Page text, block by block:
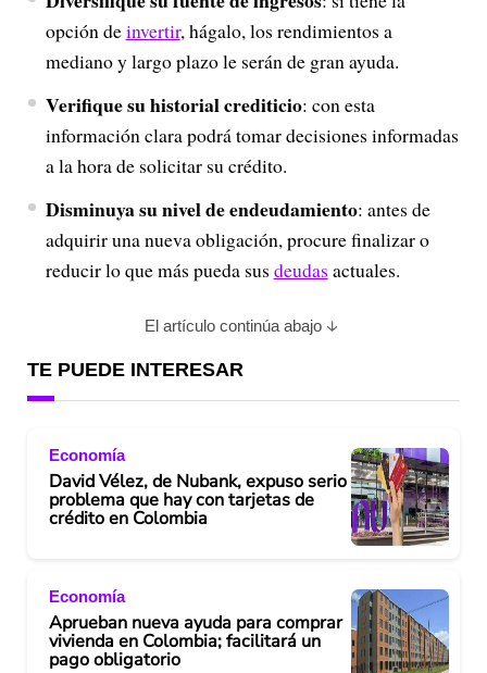
opción deinvertir, hágalo, los rendimientos a
mediano y largo plazo le serán de gran ayuda.
Verifique su historial crediticio: con esta
información clara podrá tomar decisiones informadas
a la hora de solicitar su crédito.
Disminuya su nivel de endeudamiento: antes de
adquirir una nueva obligación, procure finalizar o
reducir lo que más pueda sus deudas actuales.
El artículo continúa abajo
TE PUEDE INTERESAR
Economía
David Vélez, de Nubank, expuso serio
problema que hay con tarjetas de
crédito en Colombia
Economía
Aprueban nueva ayuda para comprar
vivienda en Colombia; facilitará un
pago obligatorio